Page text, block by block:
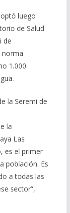
luego
de Salud
de
norma
1.000
la Seremi de
la
Las
es el primer
población. Es
a todas las
sector”,